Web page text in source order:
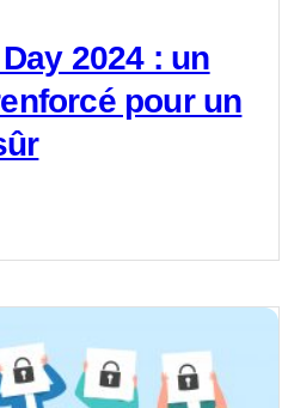
2024 : un
pour un